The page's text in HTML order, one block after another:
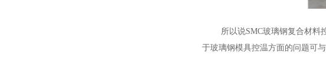
所以说SMC玻璃钢复合材料
于玻璃钢模具控温方面的问题可